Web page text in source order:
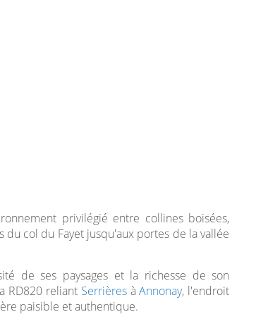
privilégié entre collines boisées,
col du Fayet jusqu'aux portes de la vallée
de ses paysages et la richesse de son
RD820 reliant SerrièresàAnnonay, l'endroit
paisible et authentique.